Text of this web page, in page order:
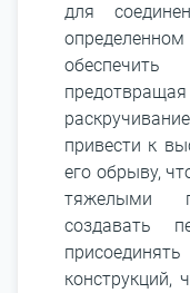
для
обеспечить
привести к
его обрыву,
тяжелыми
создавать
конструкций,